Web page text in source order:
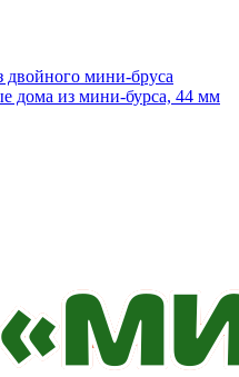
двойного мини-бруса
дома из мини-бурса, 44 мм